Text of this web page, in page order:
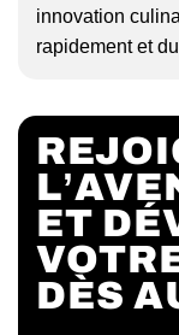
innovation
rapidement et
ET
DÈS